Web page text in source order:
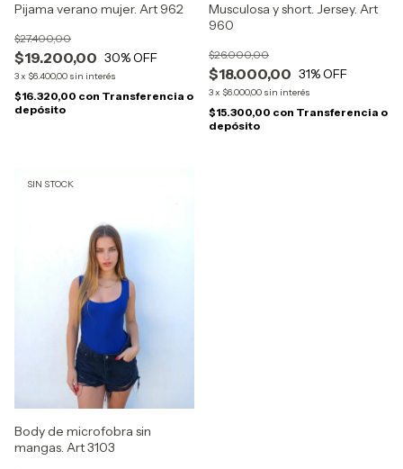
Pijama verano mujer. Art 962
$19.200,00
$27.400,00
30% OFF
3x $6.400,00 sin interés
$16.320,00 con Transferencia o
depósito
Musculosa y short. Jersey. Art
960
$18.000,00
$26.000,00
31% OFF
3x $6.000,00 sin interés
$15.300,00 con Transferencia o
depósito
SIN STOCK
Body de microfobra sin
mangas. Art 3103